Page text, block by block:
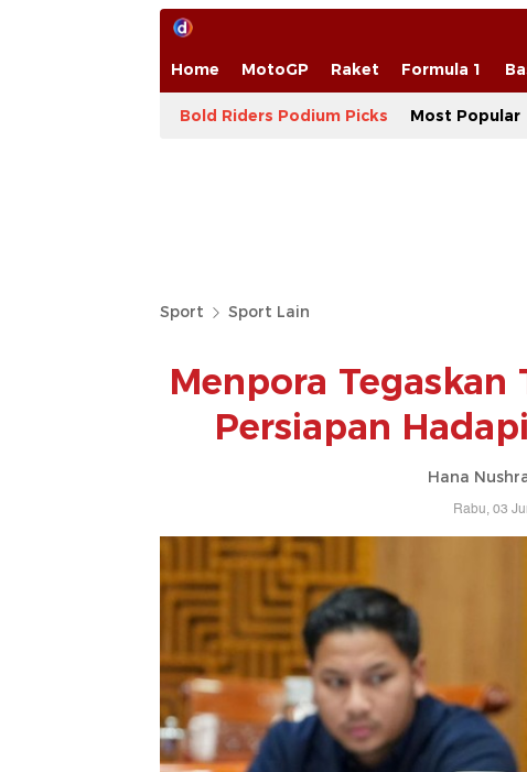
Home MotoGP Raket Formula 1
Bold Riders Podium Picks Most Popular
Sport Sport Lain
Menpora
Persiapan
Hana
Rabu, 03